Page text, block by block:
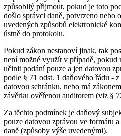
způsobilý přijmout, pokud je toto
došlo správci daně, potvrzeno nebo
uvedených způsobů elektronické
ústně do protokolu.
Pokud zákon nestanoví jinak, tak
není možné využít v případě, pokud
učinit podání pouze a jen datovou
podle § 71 odst. 1 daňového řádu -
datovou schránku, nebo má
závěrku ověřenou auditorem (viz §
Za těchto podmínek je daňový
pouze datovou zprávou ve formátu
daně (způsoby výše uvedenými).